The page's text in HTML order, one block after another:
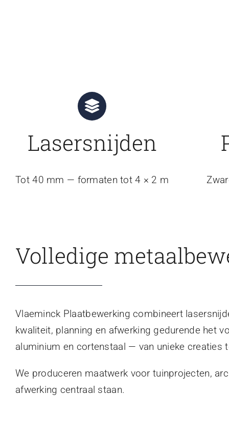
Lasersnijden
Tot 40 mm — formaten tot 4 × 2 m
Volledige
Vlaeminck Plaatbewerking combineert
kwaliteit, planning en afwerking gedurende het
aluminium en cortenstaal — van unieke creaties
We produceren maatwerk voor tuinprojecten,
afwerking centraal staan.